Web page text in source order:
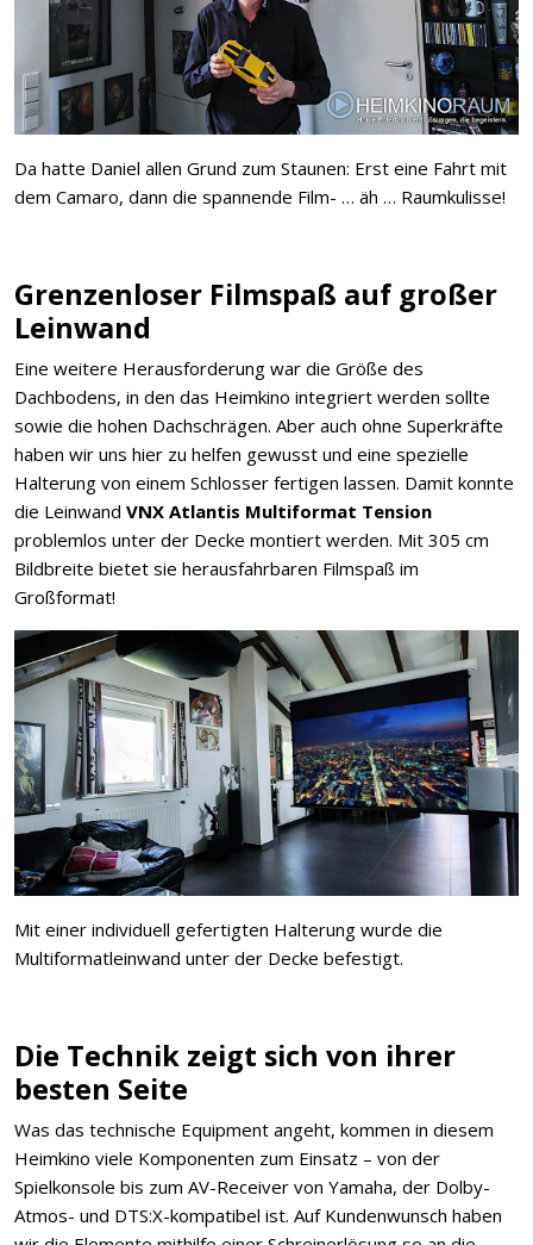
Da hatte Daniel allen Grund zum Staunen: Erst eine Fahrt mit
dem Camaro, dann die spannende Film- … äh … Raumkulisse!
Grenzenloser Filmspaß auf großer
Leinwand
Eine weitere Herausforderung war die Größe des
Dachbodens, in den das Heimkino integriert werden sollte
sowie die hohen Dachschrägen. Aber auch ohne Superkräfte
haben wir uns hier zu helfen gewusst und eine spezielle
Halterung von einem Schlosser fertigen lassen. Damit konnte
die Leinwand VNX Atlantis Multiformat Tension
problemlos unter der Decke montiert werden. Mit 305 cm
Bildbreite bietet sie herausfahrbaren Filmspaß im
Großformat!
Mit einer individuell gefertigten Halterung wurde die
Multiformatleinwand unter der Decke befestigt.
Die Technik zeigt sich von ihrer
besten Seite
Was das technische Equipment angeht, kommen in diesem
Heimkino viele Komponenten zum Einsatz – von der
Spielkonsole bis zum AV-Receiver von Yamaha, der Dolby-
Atmos- und DTS:X-kompatibel ist. Auf Kundenwunsch haben